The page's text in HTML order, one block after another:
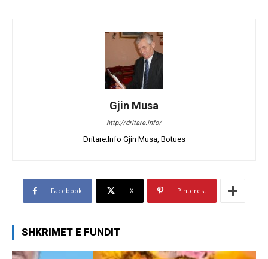
Gjin Musa
http://dritare.info/
Dritare.Info Gjin Musa, Botues
Facebook X Pinterest
SHKRIMET E FUNDIT